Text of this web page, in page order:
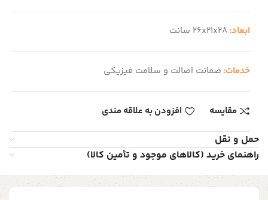
ابعاد:26x21x28 سانت
خدمات: ضمانت اصالت و سلامت فیزیکی
مقایسه افزودن به علاقه مندی
حمل و نقل
راهنمای خرید (کالاهای موجود و تأمین کالا)